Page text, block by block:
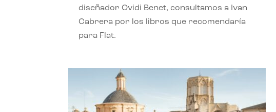
diseñador Ovidi Benet, consultamos a Ivan
Cabrera por los libros que recomendaría
para Flat.